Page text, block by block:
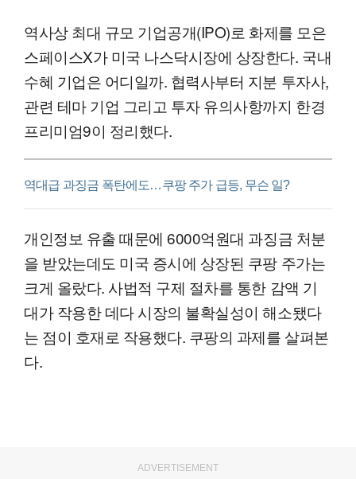
역사상 최대 규모 기업공개(IPO)로 화제를 모은
스페이스X가 미국 나스닥시장에 상장한다. 국내
수혜 기업은 어디일까. 협력사부터 지분 투자사,
관련 테마 기업 그리고 투자 유의사항까지 한경
프리미엄9이 정리했다.
역대급 과징금 폭탄에도…쿠팡 주가 급등, 무슨 일?
개인정보 유출 때문에 6000억원대 과징금 처분
을 받았는데도 미국 증시에 상장된 쿠팡 주가는
크게 올랐다. 사법적 구제 절차를 통한 감액 기
대가 작용한 데다 시장의 불확실성이 해소됐다
는 점이 호재로 작용했다. 쿠팡의 과제를 살펴본
다.
ADVERTISEMENT